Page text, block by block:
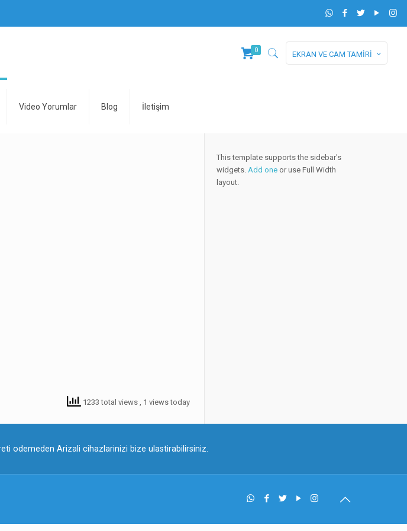
Video Yorumlar Blog İletişim
0 EKRAN VE CAM TAMİRİ
1233 total views, 1 views today
This template supports the sidebar's
widgets.Add one or use Full Width
layout.
odemeden Arizali cihazlarinizi bize ulastirabilirsiniz.